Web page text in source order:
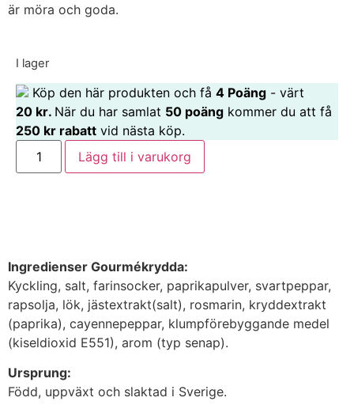
är möra och goda.
I lager
Köp den här produkten och få 4 Poäng - värt
20 kr. När du har samlat 50 poäng kommer du att få
250 kr rabatt vid nästa köp.
Lägg till i varukorg
Ingredienser Gourmékrydda:
Kyckling, salt, farinsocker, paprikapulver, svartpeppar,
rapsolja, lök, jästextrakt(salt), rosmarin, kryddextrakt
(paprika), cayennepeppar, klumpförebyggande medel
(kiseldioxid E551), arom (typ senap).
Ursprung:
Född, uppväxt och slaktad i Sverige.